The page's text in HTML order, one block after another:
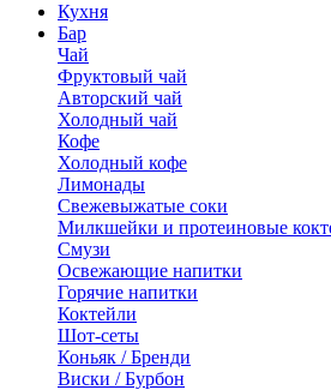
Кухня
Бар
Чай
Фруктовый чай
Авторский чай
Холодный чай
Кофе
Холодный кофе
Лимонады
Свежевыжатые соки
Милкшейки и протеиновые
Смузи
Освежающие напитки
Горячие напитки
Коктейли
Шот-сеты
Коньяк / Бренди
Виски / Бурбон